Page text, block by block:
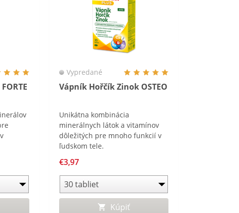
Vápník Hořčík Zinok OSTEO
Vypredané
Unikátna kombinácia
minerálnych látok a vitamínov
dôležitých pre mnoho funkcií v
ľudskom tele.
€3,97
Kúpiť